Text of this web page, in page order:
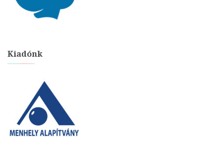
Kiadónk